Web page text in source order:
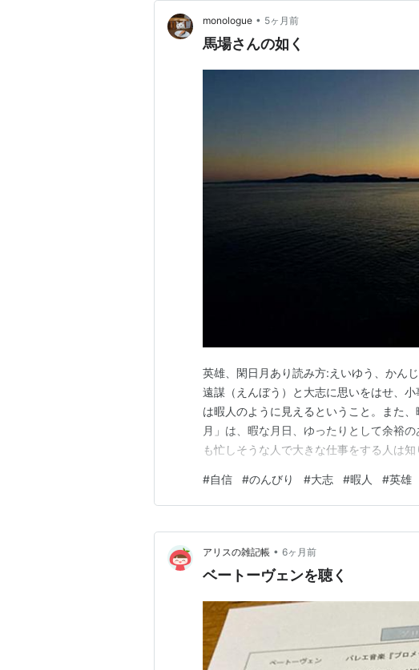
monologue • 5ヶ月前
馬場さんの如く
英雄、閑日月あり読み方:えいゆう、かん
遠謀（えんぼう）と大志に思いをはせ、
は暇人のように見えるということ。また
月」は、暇な月日、ゆったりとして余裕
も忙しそうな人で大きな仕事をする人は
ことを思ってしまいます。 私は、断じて
何だか恥ずかしくて動作は努めてノンビ
#自信 #のんびり #大志 #暇人 #英雄
アリスの雑記帳 • 6ヶ月前
ベートーヴェンを聴く